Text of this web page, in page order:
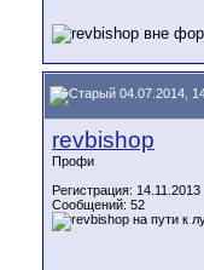
04.07.2014,
revbishop
Профи
Регистрация: 14.11.2013
Сообщений: 52